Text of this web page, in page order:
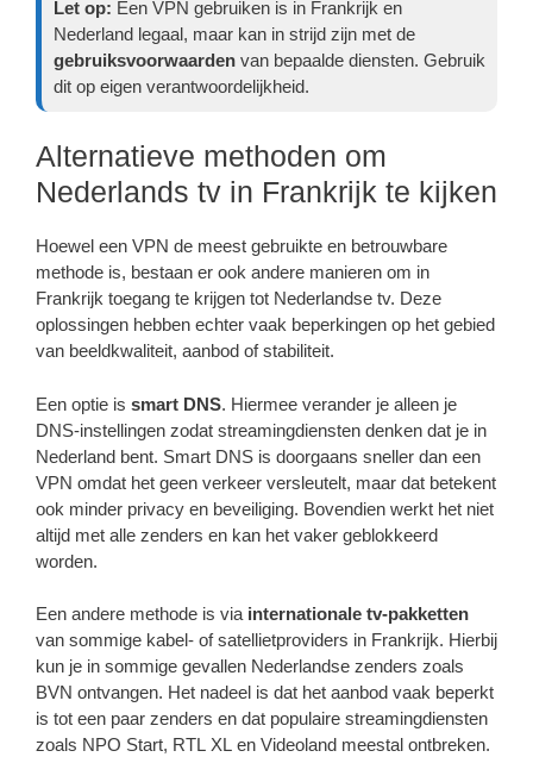
Let op: Een VPN gebruiken is in Frankrijk en
Nederland legaal, maar kan in strijd zijn met de
gebruiksvoorwaarden van bepaalde diensten. Gebruik
dit op eigen verantwoordelijkheid.
Alternatieve methoden om
Nederlands tv in Frankrijk te kijken
Hoewel een VPN de meest gebruikte en betrouwbare
methode is, bestaan er ook andere manieren om in
Frankrijk toegang te krijgen tot Nederlandse tv. Deze
oplossingen hebben echter vaak beperkingen op het gebied
van beeldkwaliteit, aanbod of stabiliteit.
Een optie is smart DNS. Hiermee verander je alleen je
DNS-instellingen zodat streamingdiensten denken dat je in
Nederland bent. Smart DNS is doorgaans sneller dan een
VPN omdat het geen verkeer versleutelt, maar dat betekent
ook minder privacy en beveiliging. Bovendien werkt het niet
altijd met alle zenders en kan het vaker geblokkeerd
worden.
Een andere methode is via internationale tv-pakketten
van sommige kabel- of satellietproviders in Frankrijk. Hierbij
kun je in sommige gevallen Nederlandse zenders zoals
BVN ontvangen. Het nadeel is dat het aanbod vaak beperkt
is tot een paar zenders en dat populaire streamingdiensten
zoals NPO Start, RTL XL en Videoland meestal ontbreken.